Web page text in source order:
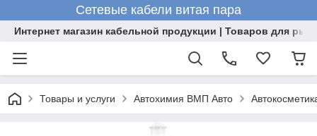
Сетевые кабели витая пара
Интернет магазин кабельной продукции | Товаров для
Товары и услуги Автохимия ВМП Авто